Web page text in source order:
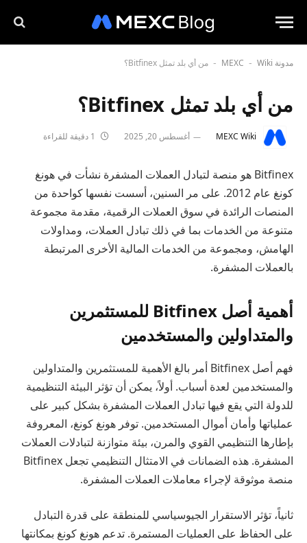
مدونة MEXC - Wiki
- من أي بلد تمثل Bitfinex؟
من أي بلد تمثل Bitfinex؟
MEXC Wiki أغسطس 20, 2025
Bitfinex هو منصة لتبادل العملات المشفرة نشأت في هونغ
كونغ عام 2012. على مر السنين، أسست نفسها كواحدة من
المنصات الرائدة في سوق العملات الرقمية، مقدمة مجموعة
متنوعة من الخدمات بما في ذلك تبادل العملات، ومداولات
الهامش، ومجموعة من الخدمات المالية الأخرى المرتبطة
بالعملات المشفرة.
أهمية أصل Bitfinex للمستثمرين
والمتداولين والمستخدمين
فهم أصل Bitfinex أمر بالغ الأهمية للمستثمرين والمتداولين
والمستخدمين لعدة أسباب. أولاً، يمكن أن تؤثر البيئة التنظيمية
للدولة التي يقع فيها تبادل العملات المشفرة بشكل كبير على
عملياتها وأمان أموال المستخدمين. توفر هونغ كونغ، المعروفة
بإطارها التنظيمي القوي والمرن، بيئة متوازنة لتبادلات العملات
المشفرة. هذه الضمانات في الامتثال التنظيمي تجعل Bitfinex
منصة موثوقة لإجراء معاملات العملات المشفرة.
ثانياً، تؤثر الاستقرار الجيوسياسي للمنطقة على قدرة التبادل
على الحفاظ على العمليات المستمرة. تدعم هونغ كونغ بمكانتها